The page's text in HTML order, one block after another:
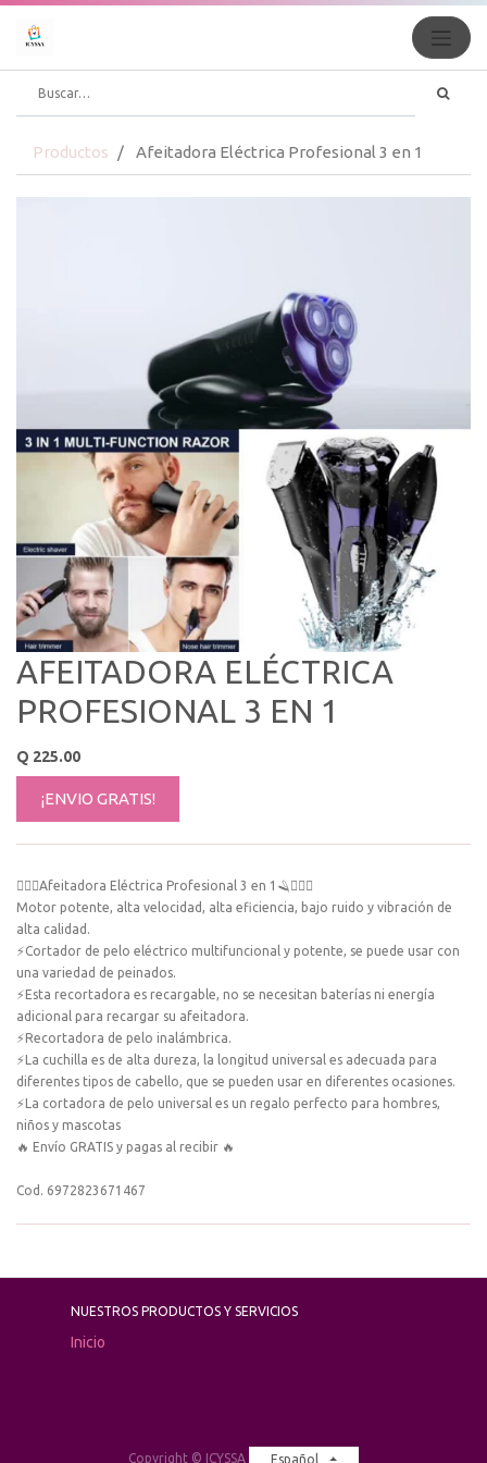
Productos Afeitadora Eléctrica Profesional 3 en 1
AFEITADORA ELÉCTRICA
PROFESIONAL 3 EN 1
Q 225.00
¡ENVIO GRATIS!
🧔🏻‍♂Afeitadora Eléctrica Profesional 3 en 1🪒🧔🏻‍♂
Motor potente, alta velocidad, alta eficiencia, bajo ruido y vibración de
alta calidad.
⚡Cortador de pelo eléctrico multifuncional y potente, se puede usar con
una variedad de peinados.
⚡Esta recortadora es recargable, no se necesitan baterías ni energía
adicional para recargar su afeitadora.
⚡Recortadora de pelo inalámbrica.
⚡La cuchilla es de alta dureza, la longitud universal es adecuada para
diferentes tipos de cabello, que se pueden usar en diferentes ocasiones.
⚡La cortadora de pelo universal es un regalo perfecto para hombres,
niños y mascotas
🔥 Envío GRATIS y pagas al recibir 🔥
Cod. 6972823671467
NUESTROS PRODUCTOS Y SERVICIOS
Inicio
Copyright © ICYSSA Español